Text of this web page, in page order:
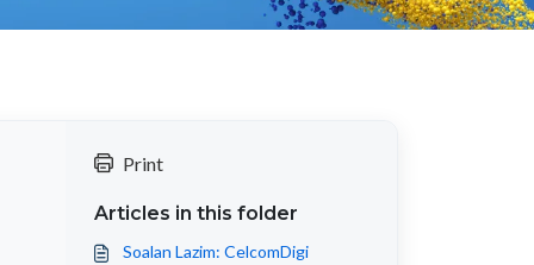
Print
Articles in this folder
Soalan Lazim: CelcomDigi